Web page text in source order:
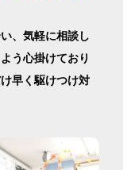
、気軽に相談し
う心掛けており
早く駆けつけ対